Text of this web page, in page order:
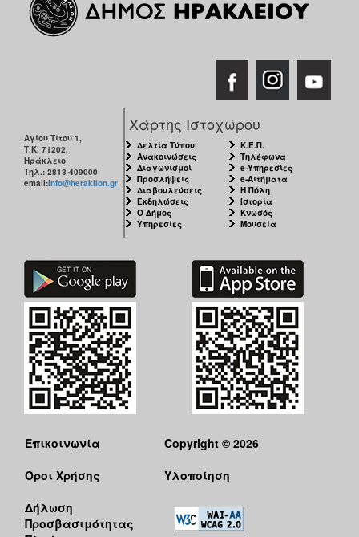
Αγίου Τίτου 1,
Τ.Κ. 71202,
Ηράκλειο
Τηλ.: 2813-409000
email:info@heraklion.gr
Χάρτης Ιστοχώρου
Δελτία Τύπου
Ανακοινώσεις
Διαγωνισμοί
Προσλήψεις
Διαβουλεύσεις
Εκδηλώσεις
Ο Δήμος
Υπηρεσίες
Κ.Ε.Π.
Τηλέφωνα
e-Υπηρεσίες
e-Αιτήματα
Η Πόλη
Ιστορία
Κνωσός
Μουσεία
Επικοινωνία
Όροι Χρήσης
Δήλωση
Προσβασιμότητας
Copyright © 2026
Υλοποίηση